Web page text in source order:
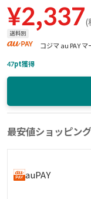
¥2,337(
送料別
コジマ au PAY
47pt獲得
最安値ショッピン
auPAY